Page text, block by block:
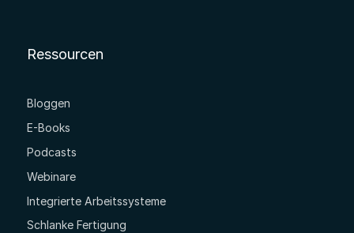
Ressourcen
Bloggen
E-Books
Podcasts
Webinare
Integrierte Arbeitssysteme
Schlanke Fertigung